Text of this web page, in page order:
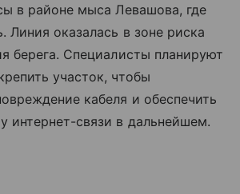
в районе мыса Левашова, где
Линия оказалась в зоне риска
берега. Специалисты планируют
участок, чтобы
кабеля и обеспечить
интернет-связи в дальнейшем.